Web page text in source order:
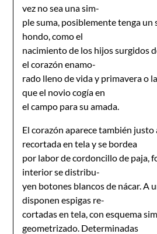
vez no sea una sim-
ple suma, posiblemente tenga un
hondo, como el
nacimiento de los hijos surgidos
el corazón enamo-
rado lleno de vida y primavera o
que el novio cogía en
el campo para su amada.
El corazón aparece también justo
recortada en tela y se bordea
por labor de cordoncillo de paja,
interior se distribu-
yen botones blancos de nácar. A
disponen espigas re-
cortadas en tela, con esquema
geometrizado. Determinadas